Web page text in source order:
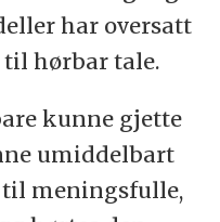
har oversatt
hørbar tale.
kunne gjette
umiddelbart
til meningsfulle,